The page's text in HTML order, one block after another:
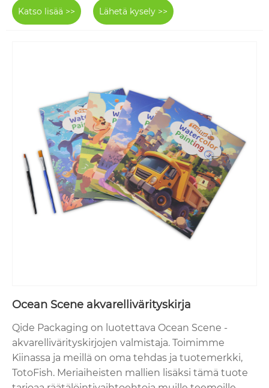
Katso lisää >> Lähetä kysely >>
Ocean Scene akvarellivärityskirja
Qide Packaging on luotettava Ocean Scene -
akvarellivärityskirjojen valmistaja. Toimimme
Kiinassa ja meillä on oma tehdas ja tuotemerkki,
TotoFish. Meriaiheisten mallien lisäksi tämä tuote